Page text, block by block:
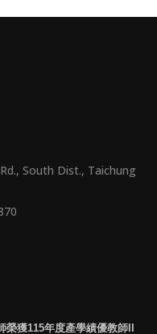
South Dist., Taichung
榮獲115年度產學績優教師II